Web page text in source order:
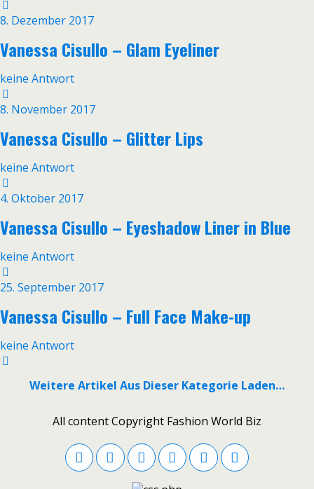
8. Dezember 2017
Vanessa Cisullo – Glam Eyeliner
keine Antwort
8. November 2017
Vanessa Cisullo – Glitter Lips
keine Antwort
4. Oktober 2017
Vanessa Cisullo – Eyeshadow Liner in Blue
keine Antwort
25. September 2017
Vanessa Cisullo – Full Face Make-up
keine Antwort
Weitere Artikel Aus Dieser Kategorie Laden…
All content Copyright Fashion World Biz